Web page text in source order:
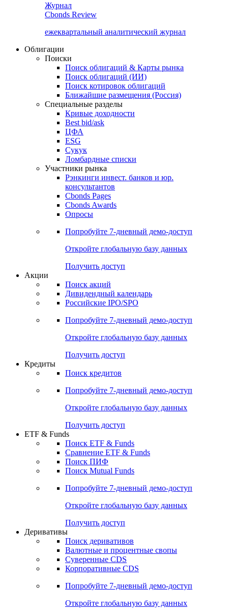
Журнал
Cbonds Review
ежеквартальный аналитический журнал
Облигации
Поиски
Поиск облигаций & Карты рынка
Поиск облигаций (ИИ)
Поиск котировок облигаций
Ближайшие размещения (Россия)
Специальные разделы
Кривые доходности
Best bid/ask
ЦФА
ESG
Сукук
Ломбардные списки
Участники рынка
Рэнкинги инвест. банков и юр.
консультантов
Cbonds Pages
Cbonds Awards
Опросы
Попробуйте 7-дневный демо-доступ
Откройте глобальную базу данных
Получить доступ
Акции
Поиск акций
Дивидендный календарь
Российские IPO/SPO
Попробуйте 7-дневный демо-доступ
Откройте глобальную базу данных
Получить доступ
Кредиты
Поиск кредитов
Попробуйте 7-дневный демо-доступ
Откройте глобальную базу данных
Получить доступ
ETF & Funds
Поиск ETF & Funds
Сравнение ETF & Funds
Поиск ПИФ
Поиск Mutual Funds
Попробуйте 7-дневный демо-доступ
Откройте глобальную базу данных
Получить доступ
Деривативы
Поиск деривативов
Валютные и процентные свопы
Суверенные CDS
Корпоративные CDS
Попробуйте 7-дневный демо-доступ
Откройте глобальную базу данных